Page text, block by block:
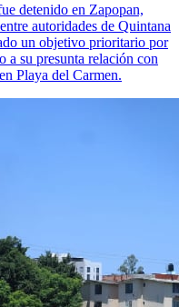
detenido en Zapopan,
autoridades de Quintana
un objetivo prioritario por
a su presunta relación con
Playa del Carmen.